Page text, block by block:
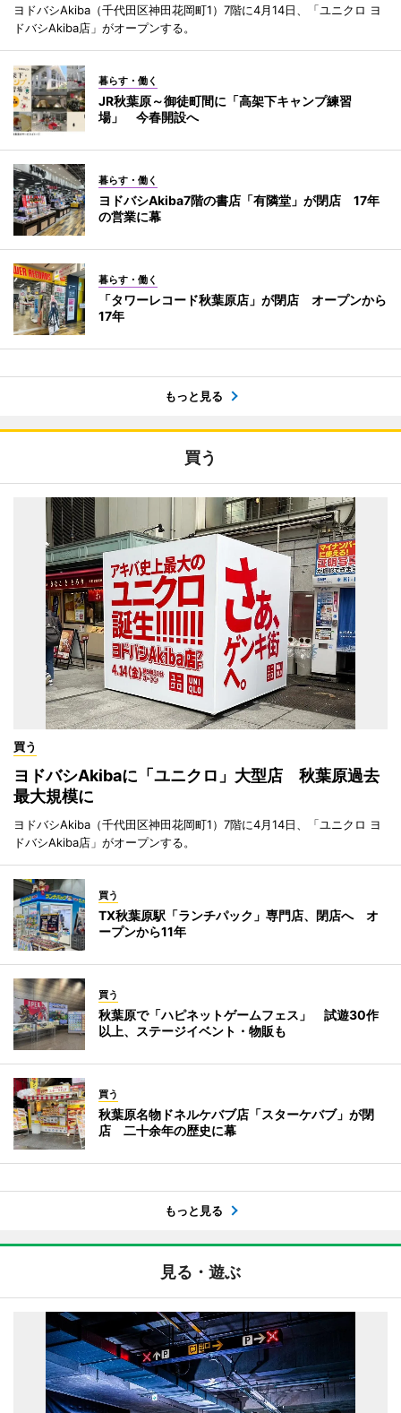
ヨドバシAkiba（千代田区神田花岡町1）7階に4月14日、「ユニクロ ヨ
ドバシAkiba店」がオープンする。
暮らす・働く
JR秋葉原～御徒町間に「高架下キャンプ練習
場」 今春開設へ
暮らす・働く
ヨドバシAkiba7階の書店「有隣堂」が閉店 17年
の営業に幕
暮らす・働く
「タワーレコード秋葉原店」が閉店 オープンから
17年
もっと見る
買う
買う
ヨドバシAkibaに「ユニクロ」大型店 秋葉原過去
最大規模に
ヨドバシAkiba（千代田区神田花岡町1）7階に4月14日、「ユニクロ ヨ
ドバシAkiba店」がオープンする。
買う
TX秋葉原駅「ランチパック」専門店、閉店へ オ
ープンから11年
買う
秋葉原で「ハピネットゲームフェス」 試遊30作
以上、ステージイベント・物販も
買う
秋葉原名物ドネルケバブ店「スターケバブ」が閉
店 二十余年の歴史に幕
もっと見る
見る・遊ぶ